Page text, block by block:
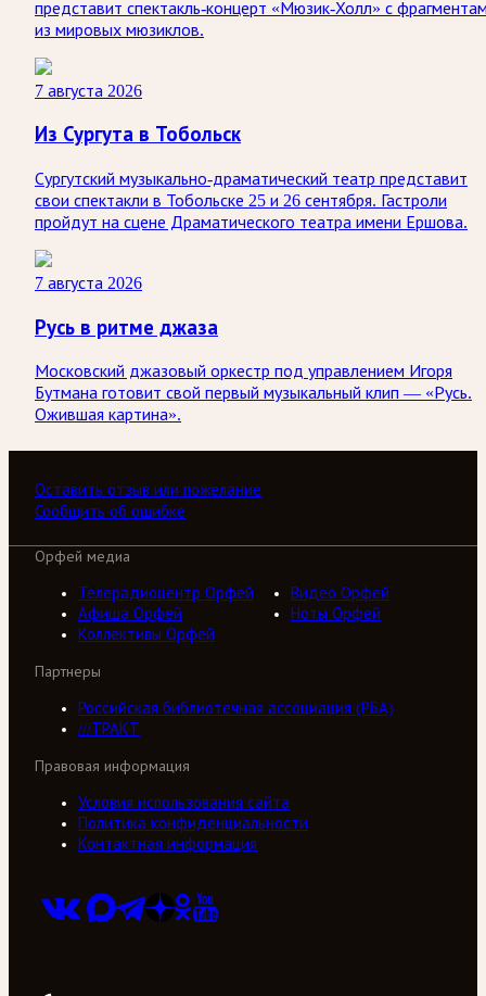
представит спектакль-концерт «Мюзик-Холл» с
из мировых мюзиклов.
7 августа 2026
Из Сургута в Тобольск
Сургутский музыкально-драматический театр представит
свои спектакли в Тобольске 25 и 26 сентября. Гастроли
пройдут на сцене Драматического театра имени Ершова.
7 августа 2026
Русь в ритме джаза
Московский джазовый оркестр под управлением Игоря
Бутмана готовит свой первый музыкальный клип — «Русь.
Ожившая картина».
Оставить отзыв или пожелание
Сообщить об ошибке
Орфей медиа
Телерадиоцентр Орфей
Видео Орфей
Афиша Орфей
Ноты Орфей
Коллективы Орфей
Партнеры
Российская библиотечная ассоциация (РБА)
///ТРАКТ
Правовая информация
Условия использования сайта
Политика конфиденциальности
Контактная информация